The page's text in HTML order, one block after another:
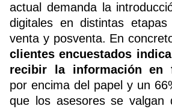
actual demanda la
digitales en distintas
venta y posventa. En
clientes encuestados
recibir la información en
por encima del papel y un
que los asesores se valgan